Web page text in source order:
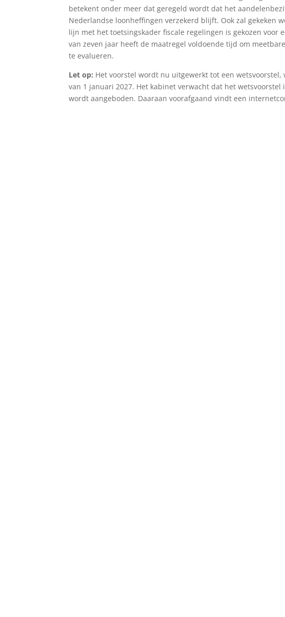
betekent onder meer dat geregeld wordt dat het
Nederlandse loonheffingen verzekerd blijft. Ook zal gekeken
lijn met het toetsingskader fiscale regelingen is gekozen
van zeven jaar heeft de maatregel voldoende tijd om
te evalueren.
Let op: Het voorstel wordt nu uitgewerkt tot een
van 1 januari 2027. Het kabinet verwacht dat het
wordt aangeboden. Daaraan voorafgaand vindt een